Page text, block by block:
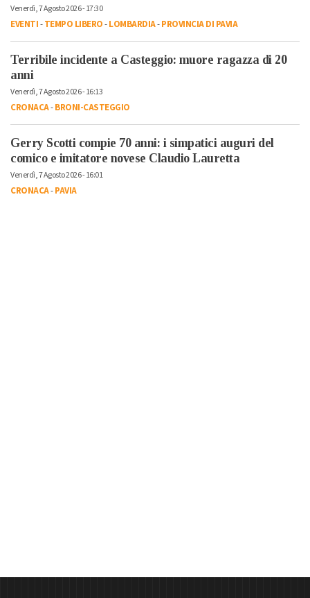
Venerdì, 7 Agosto 2026 - 17:30
EVENTI-TEMPO LIBERO-LOMBARDIA-PROVINCIA DI PAVIA
Terribile incidente a Casteggio: muore ragazza di 20
anni
Venerdì, 7 Agosto 2026 - 16:13
CRONACA-BRONI-CASTEGGIO
Gerry Scotti compie 70 anni: i simpatici auguri del
comico e imitatore novese Claudio Lauretta
Venerdì, 7 Agosto 2026 - 16:01
CRONACA-PAVIA